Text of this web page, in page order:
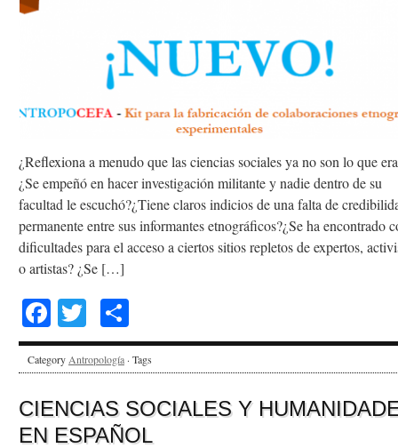
¿Reflexiona a menudo que las ciencias sociales ya no son lo que
¿Se empeñó en hacer investigación militante y nadie dentro de su
facultad le escuchó?¿Tiene claros indicios de una falta de
permanente entre sus informantes etnográficos?¿Se ha encontrado
dificultades para el acceso a ciertos sitios repletos de expertos,
o artistas? ¿Se […]
Facebook
Twitter
Category Antropología · Tags
CIENCIAS SOCIALES Y
EN ESPAÑOL